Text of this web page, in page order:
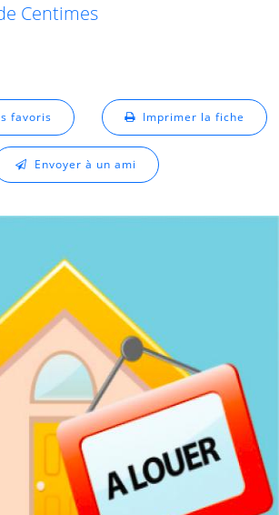
Centimes
favoris Imprimer la fiche
Envoyer à un ami